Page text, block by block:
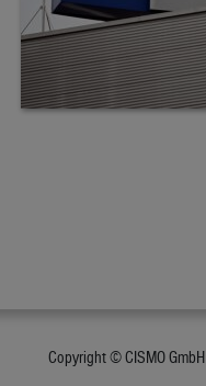
Copyright © CISMO GmbH